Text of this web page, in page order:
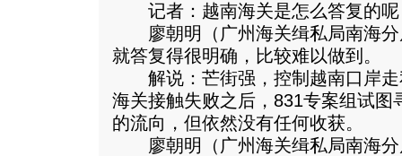
记者：越南海关是怎么答复的呢
廖朝明（广州海关缉私局南海分
就答复得很明确，比较难以做到。
解说：芒街强，控制越南口岸走
海关接触失败之后，831专案组试图
的流向，但依然没有任何收获。
廖朝明（广州海关缉私局南海分